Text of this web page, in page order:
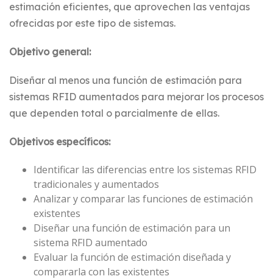
estimación eficientes, que aprovechen las ventajas
ofrecidas por este tipo de sistemas.
Objetivo general:
Diseñar al menos una función de estimación para
sistemas RFID aumentados para mejorar los procesos
que dependen total o parcialmente de ellas.
Objetivos específicos:
Identificar las diferencias entre los sistemas RFID
tradicionales y aumentados
Analizar y comparar las funciones de estimación
existentes
Diseñar una función de estimación para un
sistema RFID aumentado
Evaluar la función de estimación diseñada y
compararla con las existentes